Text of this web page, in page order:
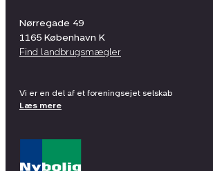
Nørregade 49
1165 København K
Find landbrugsmægler
Vi er en del af et foreningsejet selskab
Læs mere